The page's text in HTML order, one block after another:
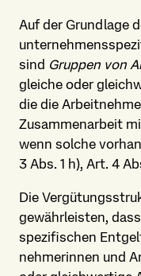
Auf der Grundlage
sind Gruppen von
gleiche oder
die die
Zusammenarbeit
wenn solche
3 Abs. 1 h), Art. 4
Die
gewährleisten,
spezifischen
nehmerinnen und